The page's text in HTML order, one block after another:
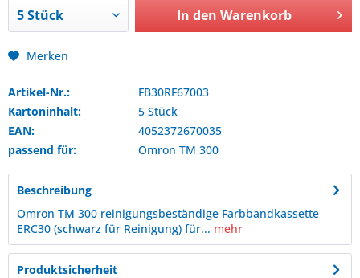
In den Warenkorb
Merken
Artikel-Nr.:
FB30RF67003
Kartoninhalt:
5 Stück
EAN:
4052372670035
passend für:
Omron TM 300
Beschreibung
Omron TM 300 reinigungsbeständige Farbbandkassette
ERC30 (schwarz für Reinigung) für... mehr
Produktsicherheit